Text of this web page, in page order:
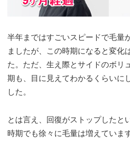
半年まではすごいスピードで毛量
ましたが、この時期になると変化
た。ただ、生え際とサイドのボリ
期も、目に見えてわかるくらいに
した。
とは言え、回復がストップしたと
時期でも徐々に毛量は増えています